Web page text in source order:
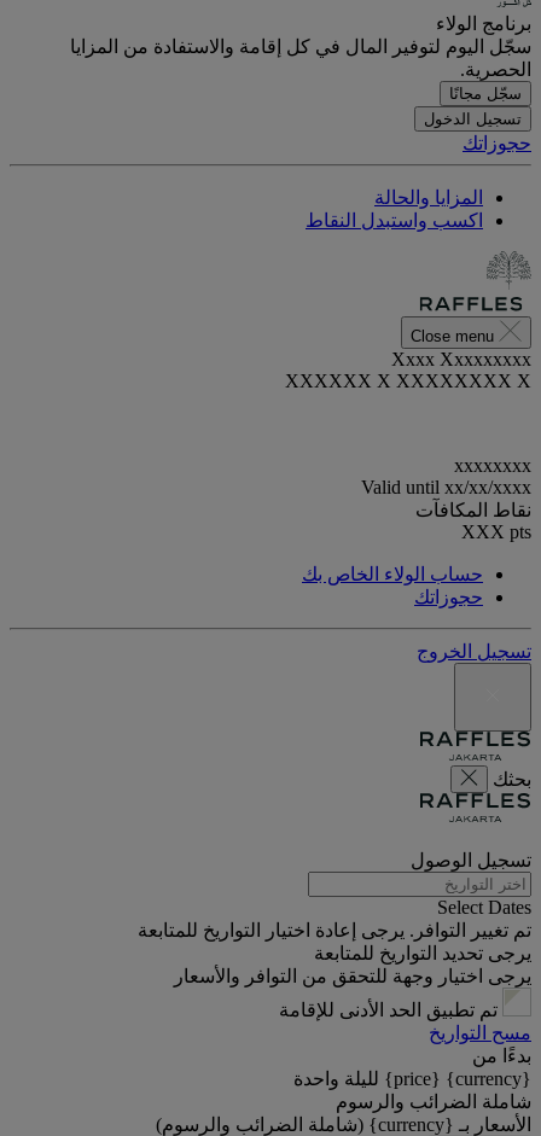
برنامج الولاء
سجّل اليوم لتوفير المال في كل إقامة والاستفادة من المزايا
الحصرية.
سجّل مجانًا
تسجيل الدخول
حجوزاتك
المزايا والحالة
اكسب واستبدل النقاط
Close menu
Xxxx Xxxxxxxxx
XXXXXX X XXXXXXXX X
xxxxxxxx
Valid until xx/xx/xxxx
نقاط المكافآت
XXX pts
حساب الولاء الخاص بك
حجوزاتك
تسجيل الخروج
بحثك
تسجيل الوصول
Select Dates
تم تغيير التوافر. يرجى إعادة اختيار التواريخ للمتابعة
يرجى تحديد التواريخ للمتابعة
يرجى اختيار وجهة للتحقق من التوافر والأسعار
تم تطبيق الحد الأدنى للإقامة
مسح التواريخ
بدءًا من
{currency} {price} لليلة واحدة
شاملة الضرائب والرسوم
الأسعار بـ {currency} (شاملة الضرائب والرسوم)